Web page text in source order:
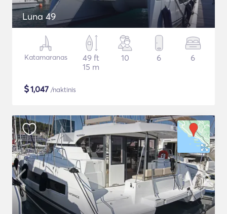
Luna 49
Katamaranas
49 ft
15 m
10 6 6
$1,047 /naktinis